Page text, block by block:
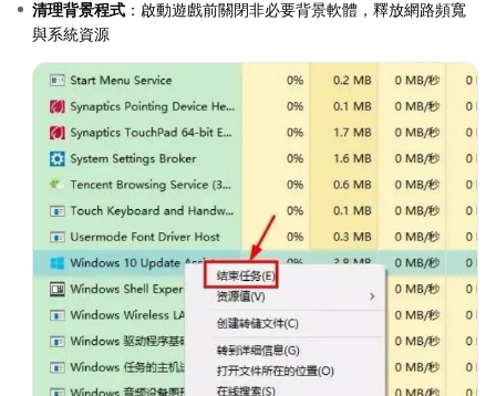
清理背景程式 ：啟動遊戲前關閉非必要背景軟體，釋放網路頻寬
與系統資源